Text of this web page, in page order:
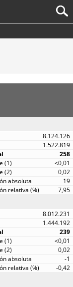
8.124.126
1.522.819
258
<0,01
0,02
19
7,95
8.012.231
1.444.192
239
<0,01
0,02
-1
-0,42